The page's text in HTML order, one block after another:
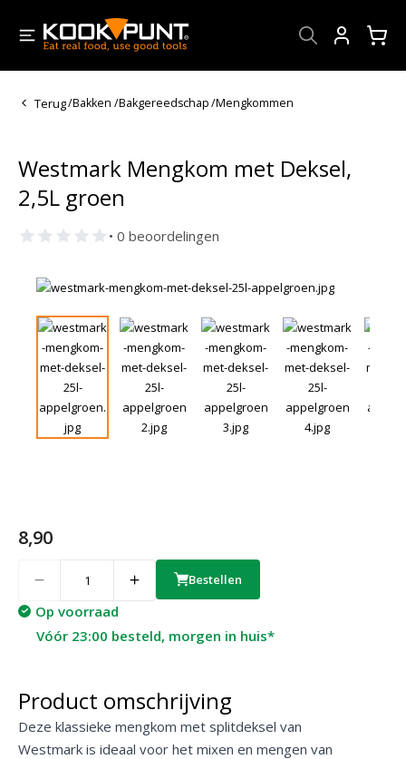
Terug/Bakken /Bakgereedschap/Mengkommen
Westmark Mengkom met Deksel,
2,5L groen
• 0 beoordelingen
8,90
Bestellen
Op voorraad
Vóór 23:00 besteld, morgen in huis*
Product omschrijving
Deze klassieke mengkom met splitdeksel van
Westmark is ideaal voor het mixen en mengen van